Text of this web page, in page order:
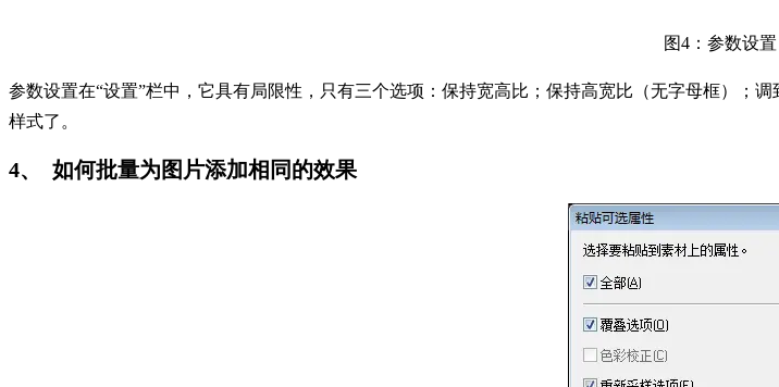
图4：参数设置
参数设置在“设置”栏中，它具有局限性，只有三个选项：保持宽高比；保持高宽比（无字母框）；
样式了。
4、 如何批量为图片添加相同的效果